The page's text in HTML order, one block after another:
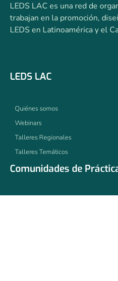
LEDS LAC es una red de
trabajan en la promoción,
LEDS en Latinoamérica y el
LEDS LAC
Quiénes somos
Webinars
Talleres Regionales
Talleres Temáticos
Comunidades de